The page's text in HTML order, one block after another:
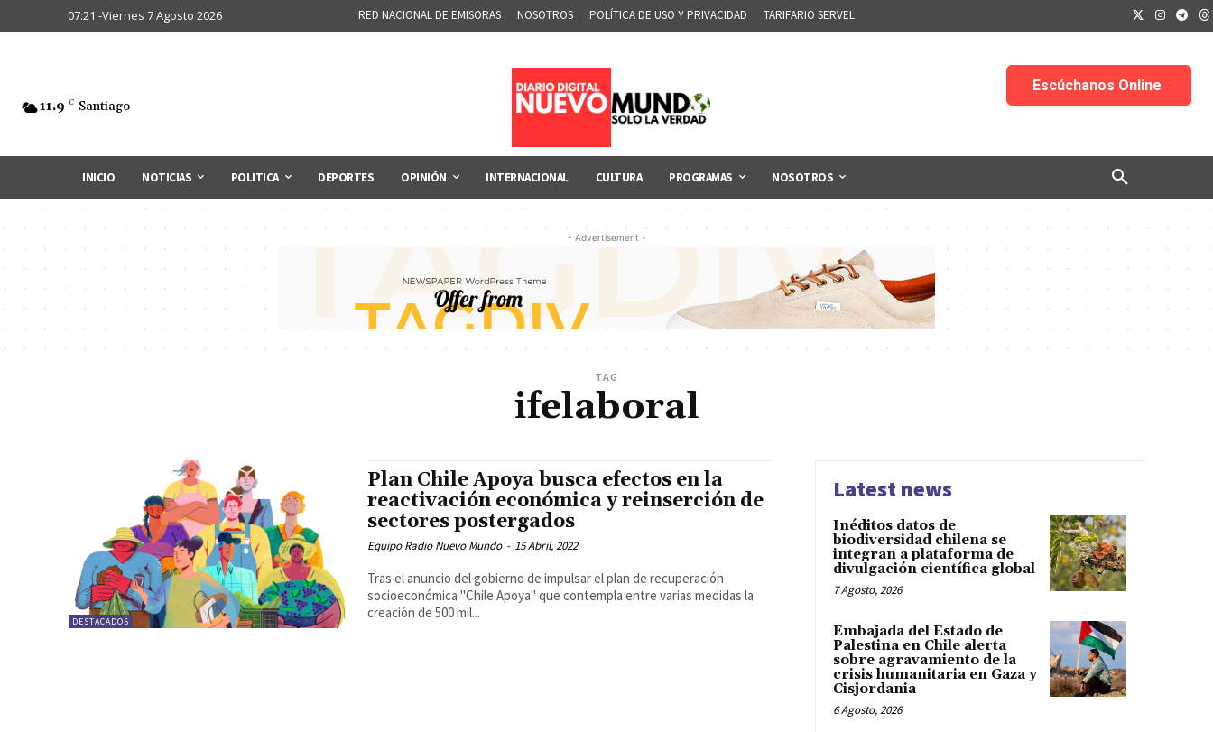
07:21 -Viernes 7 Agosto 2026 RED NACIONAL DE EMISORAS NOSOTROS POLÍTICA DE USO Y PRIVACIDAD TARIFARIO SERVEL
11.9 C Santiago
INICIO NOTICIAS POLITICA DEPORTES OPINIÓN INTERNACIONAL CULTURA PROGRAMAS NOSOTROS
- Advertisement -
TAG
ifelaboral
DESTACADOS
Plan Chile Apoya busca efectos en la
reactivación económica y reinserción de
sectores postergados
Equipo Radio Nuevo Mundo - 15 Abril, 2022
Tras el anuncio del gobierno de impulsar el plan de recuperación
socioeconómica "Chile Apoya" que contempla entre varias medidas la
creación de 500 mil...
Latest news
Inéditos datos de
biodiversidad chilena se
integran a plataforma de
divulgación científica global
7 Agosto, 2026
Embajada del Estado de
Palestina en Chile alerta
sobre agravamiento de la
crisis humanitaria en Gaza y
Cisjordania
6 Agosto, 2026